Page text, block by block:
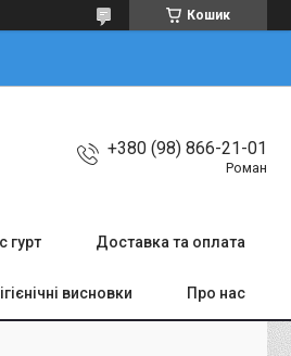
Кошик
+380 (98) 866-21-01
Роман
гурт Доставка та оплата
висновки Про нас